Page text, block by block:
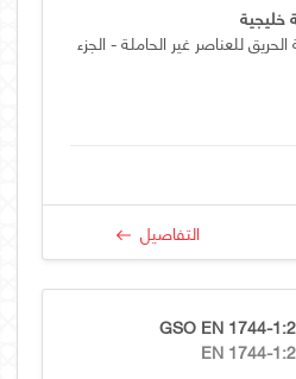
خليجية
للعناصر غير الحاملة - الجزء
التفاصيل
GSO EN 1744-
EN 1744-